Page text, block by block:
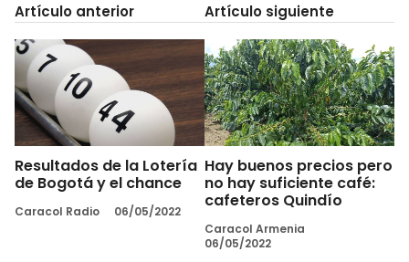
Artículo anterior
Resultados de la Lotería
de Bogotá y el chance
Caracol Radio 06/05/2022
Artículo siguiente
Hay buenos precios pero
no hay suficiente café:
cafeteros Quindío
Caracol Armenia
06/05/2022